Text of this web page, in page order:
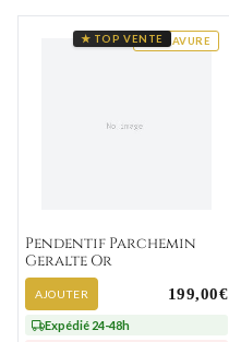
GRAVURE
★ TOP VENTE
Pendentif Parchemin
Geralte Or
AJOUTER 199,00€
Expédié 24-48h